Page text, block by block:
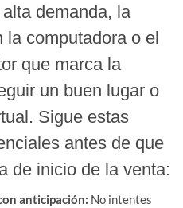
demanda, la
la computadora o el
que marca la
un buen lugar o
Sigue estas
antes de que
de inicio de la venta:
anticipación: No intentes